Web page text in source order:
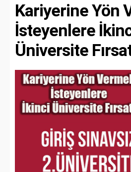
Kariyerine Yön
İsteyenlere
Üniversite